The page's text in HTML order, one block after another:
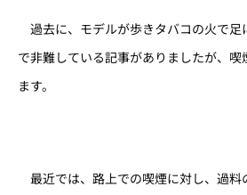
過去に、モデルが歩きタバコの火で足
で非難している記事がありましたが、喫
ます。
最近では、路上での喫煙に対し、過料